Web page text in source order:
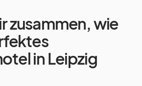
zusammen, wie
in Leipzig